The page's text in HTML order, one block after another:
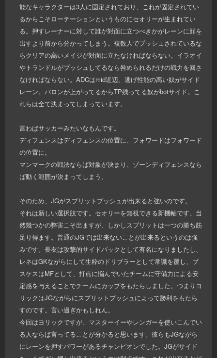
能なキャラクターは3人に固定されており、これが固定されてい
るからこそローテーションというものにセオリーが生まれてい
る。押すレーナーに対して誰が対面に立つべきかがレーンに顔を
出すより前から分かってしまう。複数人でプッシュされているな
らクリアの高いメイジが対面に立たなければならない。イラオイ
やトランドルがプッシュしてるなら咎められるだけの戦力を回さ
なければならない。ADCはmid近辺。逃げ性能の高い奴がサイド
レーン。バロンが上がってるからTP残ってる奴がbotサイド。こ
れらは全て決まってしまっています。
言わばサッカーみたいなもんです。
ディフェンスはディフェンスの位置に、フォワードはフォワード
の位置に。
マンマークの戦法ならば対象が決まり、ゾーンディフェンスなら
ば動く範囲が決まってしまう。
そのため、JGがスプリットプッシュが出来ると強いのです。
それは新しい選択肢です。セオリーを無視できる新機軸です。当
然幾つかの弊害こそ出ますが、しかしスプリットは一つの勝ち筋
足り得ます。普通のJGでは出来ないことが出来るというのは強
みです。長友は攻撃的サイドバックとして有名になりましたし、
レネはGKながらにして生粋のドリブラーとして常識を覆し、ブ
スケスはMFとして、打点に悩んでいたチームに守備力による安
定感を与えることでチームにカップをもたらしました。つまりヨ
リックはJGながらにスプリットプッシュによって勝利をもたら
すのです。言い過ぎかもしれん。
今回はヨリックですが、マスターイーやレンガーを使いこんでい
る人ならば言ってることが分かると思います。彼らもJGながら
にレーンを押すパワーがあるチャンピオンでした。JGがサイド